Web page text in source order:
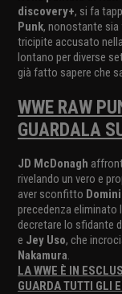
discovery+, si fa
Punk, nonostante sia
tricipite accusato
lontano per diverse
già fatto sapere che
WWE RAW
GUARDALA
JD McDonagh
rivelando un vero e
aver sconfitto
precedenza eliminato
decretare lo sfidante
e Jey Uso, che
Nakamura.
LA WWE È IN
GUARDA TUTTI GLI